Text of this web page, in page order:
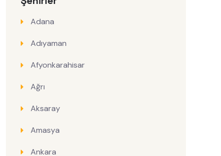
Adana
Adıyaman
Afyonkarahisar
Ağrı
Aksaray
Amasya
Ankara